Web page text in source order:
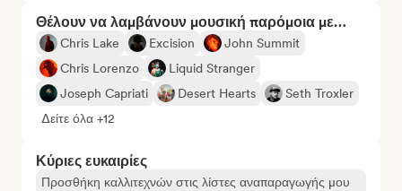
Θέλουν να λαμβάνουν μουσική παρόμοια με…
Chris Lake Excision
John Summit
Chris Lorenzo
Liquid Stranger
Joseph Capriati
Desert Hearts
Seth Troxler
Δείτε όλα +12
Κύριες ευκαιρίες
Προσθήκη καλλιτεχνών στις λίστες αναπαραγωγής μου